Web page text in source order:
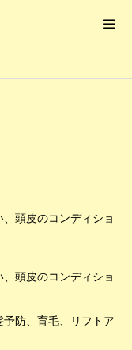
頭皮のコンディショ
頭皮のコンディショ
防、育毛、リフトア